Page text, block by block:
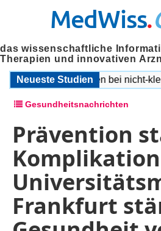
MedWiss.
das wissenschaftliche
Therapien und innovativen
Neueste Studien
intensivieren bei nicht-
Gesundheitsnachrichten
Prävention
Frankfurt